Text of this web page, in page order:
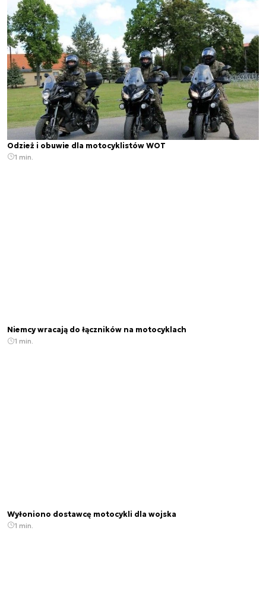
Odzież i obuwie dla motocyklistów WOT
1 min.
Niemcy wracają do łączników na motocyklach
1 min.
Wyłoniono dostawcę motocykli dla wojska
1 min.